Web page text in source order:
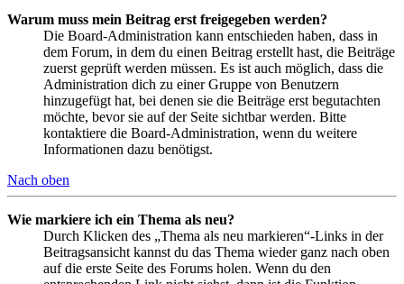
Warum muss mein Beitrag erst freigegeben werden?
Die Board-Administration kann entschieden haben, dass in
dem Forum, in dem du einen Beitrag erstellt hast, die Beiträge
zuerst geprüft werden müssen. Es ist auch möglich, dass die
Administration dich zu einer Gruppe von Benutzern
hinzugefügt hat, bei denen sie die Beiträge erst begutachten
möchte, bevor sie auf der Seite sichtbar werden. Bitte
kontaktiere die Board-Administration, wenn du weitere
Informationen dazu benötigst.
Nach oben
Wie markiere ich ein Thema als neu?
Durch Klicken des „Thema als neu markieren“-Links in der
Beitragsansicht kannst du das Thema wieder ganz nach oben
auf die erste Seite des Forums holen. Wenn du den